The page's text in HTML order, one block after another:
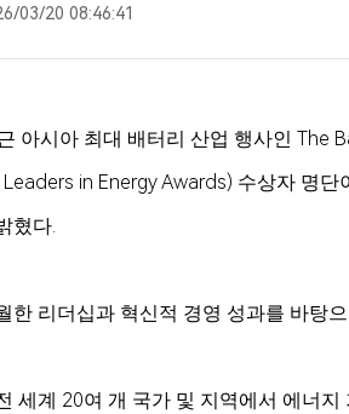
03/20 08:46:41
아시아 최대 배터리 산업 행사인 The
in Energy Awards) 수상자 명단
혔다.
한 리더십과 혁신적 경영 성과를 바탕
세계 20여 개 국가 및 지역에서 에너